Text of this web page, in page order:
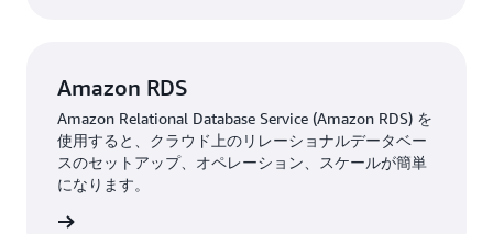
Amazon RDS
Amazon Relational Database Service (Amazon RDS) を
使用すると、クラウド上のリレーショナルデータベー
スのセットアップ、オペレーション、スケールが簡単
になります。